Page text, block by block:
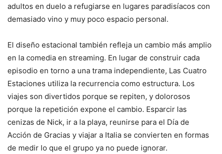
adultos en duelo a refugiarse en lugares paradisíacos con
demasiado vino y muy poco espacio personal.
El diseño estacional también refleja un cambio más amplio
en la comedia en streaming. En lugar de construir cada
episodio en torno a una trama independiente, Las Cuatro
Estaciones utiliza la recurrencia como estructura. Los
viajes son divertidos porque se repiten, y dolorosos
porque la repetición expone el cambio. Esparcir las
cenizas de Nick, ir a la playa, reunirse para el Día de
Acción de Gracias y viajar a Italia se convierten en formas
de medir lo que el grupo ya no puede ignorar.